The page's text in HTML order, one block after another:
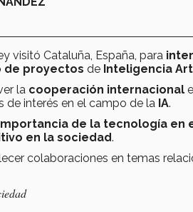
visitó Cataluña, España, para
de proyectos de Inteligencia
la cooperación internacional
de interés en el campo de la IA.
de la tecnología en
en la sociedad.
colaboraciones en temas